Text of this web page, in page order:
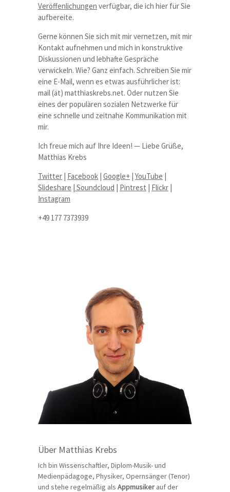
Veröffenlichungen verfügbar, die ich hier für Sie
aufbereite.
Gerne können Sie sich mit mir vernetzen, mit mir
Kontakt aufnehmen und mich in konstruktive
Diskussionen und lebhafte Gespräche
verwickeln. Wie? Ganz einfach. Schreiben Sie mir
eine E-Mail, wenn es etwas ausführlicher ist:
mail (ät) matthiaskrebs.net. Oder nutzen Sie
eines der populären sozialen Netzwerke für
eine schnelle und zeitnahe Kommunikation mit
mir.
Ich freue mich auf Ihre Ideen! — Liebe Grüße,
Matthias Krebs
Twitter | Facebook | Google+ | YouTube |
Slideshare | Soundcloud | Pintrest | Flickr |
Instagram
+49 177 7373939
Über Matthias Krebs
Ich bin Wissenschaftler, Diplom-Musik- und
Medienpädagoge, Physiker, Opernsänger (Tenor)
und stehe regelmäßig als Appmusiker auf der